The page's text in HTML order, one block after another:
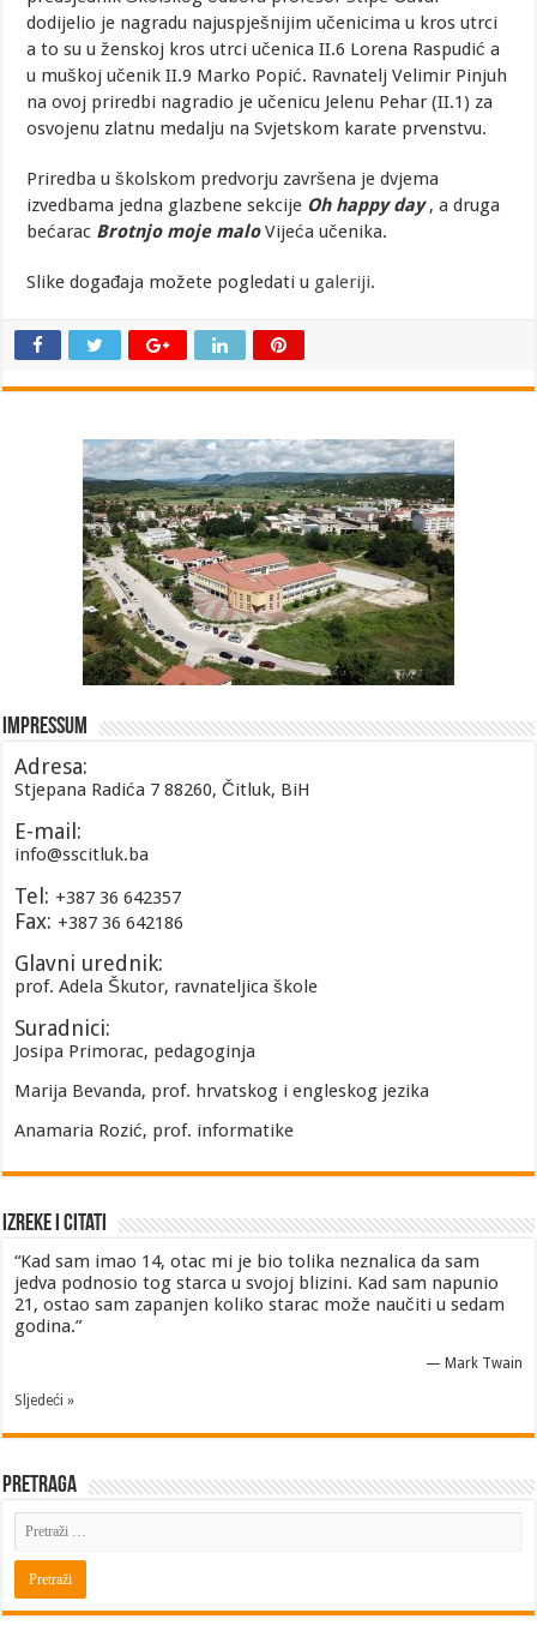
dodijelio je nagradu najuspješnijim učenicima u kros utrci
a to su u ženskoj kros utrci učenica II.6 Lorena Raspudić a
u muškoj učenik II.9 Marko Popić. Ravnatelj Velimir Pinjuh
na ovoj priredbi nagradio je učenicu Jelenu Pehar (II.1) za
osvojenu zlatnu medalju na Svjetskom karate prvenstvu.
Priredba u školskom predvorju završena je dvjema
izvedbama jedna glazbene sekcije Oh happy day, a druga
bećarac Brotnjo moje maloVijeća učenika.
Slike događaja možete pogledati u galeriji.
Impressum
Adresa:
Stjepana Radića 7 88260, Čitluk, BiH
E-mail:
info@sscitluk.ba
Tel: +387 36 642357
Fax: +387 36 642186
Glavni urednik:
prof. Adela Škutor, ravnateljica škole
Suradnici:
Josipa Primorac, pedagoginja
Marija Bevanda, prof. hrvatskog i engleskog jezika
Anamaria Rozić, prof. informatike
Izreke i Citati
“Kad sam imao 14, otac mi je bio tolika neznalica da sam
jedva podnosio tog starca u svojoj blizini. Kad sam napunio
21, ostao sam zapanjen koliko starac može naučiti u sedam
godina.”
— Mark Twain
Sljedeći »
Pretraga